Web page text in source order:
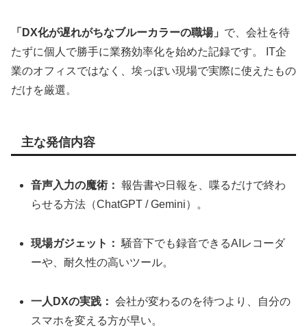
「DX化が遅れがちなブルーカラーの職場」 で、会社を待
たずに個人で勝手に業務効率化を始めた記録です。 IT企
業のオフィスではなく、埃っぽい現場で実際に使えたもの
だけを厳選。
主な発信内容
音声入力の魔術： 報告書や日報を、喋るだけで終わ
らせる方法（ChatGPT / Gemini）。
現場ガジェット： 騒音下でも録音できるAIレコーダ
ーや、耐久性の高いツール。
一人DXの実践： 会社が変わるのを待つより、自分の
スマホを変える方が早い。